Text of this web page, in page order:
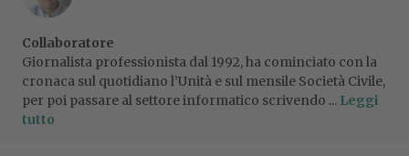
Collaboratore
Giornalista professionista dal 1992, ha cominciato con la
cronaca sul quotidiano l’Unità e sul mensile Società Civile,
per poi passare al settore informatico scrivendo ... Leggi
tutto